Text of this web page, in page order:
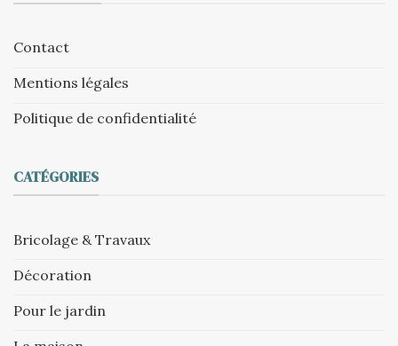
Contact
Mentions légales
Politique de confidentialité
CATÉGORIES
Bricolage & Travaux
Décoration
Pour le jardin